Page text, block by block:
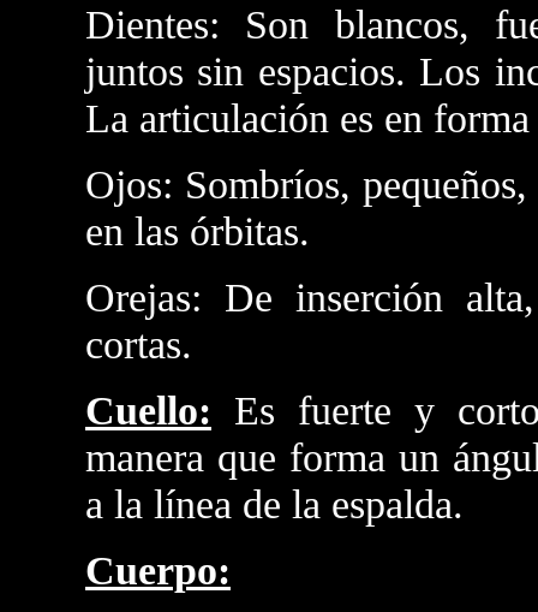
Dientes: Son blancos,
juntos sin espacios. Los
La articulación es en
Ojos: Sombríos,
en las órbitas.
Orejas: De inserción
cortas.
Cuello: Es fuerte y
manera que forma un
a la línea de la espalda.
Cuerpo: